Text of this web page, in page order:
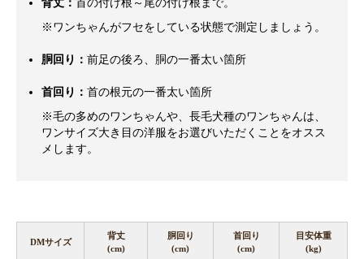
※ワンちゃんがフセをしている状態で測定しましょう。
胴回り： 前足の後ろ、胴の一番太い箇所
首回り： 首の根元の一番太い箇所
※毛の多めのワンちゃんや、長毛犬種のワンちゃんは、
ワンサイズ大き目の洋服をお選びいただくことをオスス
メします。
DMサイズ
背丈
(cm)
胴回り
(cm)
首回り
(cm)
目安体重
(kg)